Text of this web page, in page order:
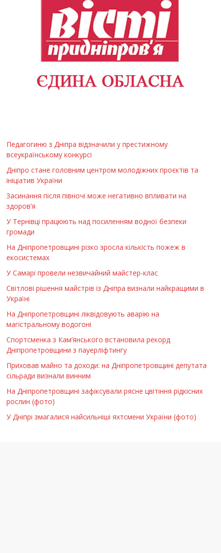
Педагогиню з Дніпра відзначили у престижному
всеукраїнському конкурсі
Дніпро стане головним центром молодіжних проєктів та
ініціатив України
Засинання після півночі може негативно впливати на
здоров’я
У Тернівці працюють над посиленням водної безпеки
громади
На Дніпропетровщині різко зросла кількість пожеж в
екосистемах
У Самарі провели незвичайний майстер-клас
Світлові рішення майстрів із Дніпра визнали найкращими в
Україні
На Дніпропетровщині ліквідовують аварію на
магістральному водогоні
Спортсменка з Кам’янського встановила рекорд
Дніпропетровщини з пауерліфтингу
Приховав майно та доходи: на Дніпропетровщині депутата
сільради визнали винним
На Дніпропетровщині зафіксували рясне цвітіння рідкісних
рослин (фото)
У Дніпрі змагалися найсильніші яхтсмени України (фото)